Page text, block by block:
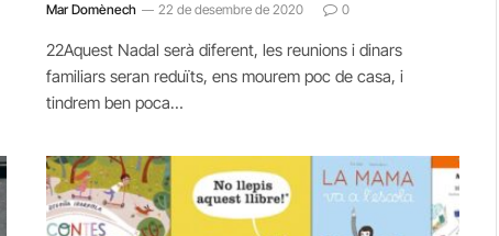
Mar Domènech 22 de desembre de 2020 0
22Aquest Nadal serà diferent, les reunions i dinars
familiars seran reduïts, ens mourem poc de casa, i
tindrem ben poca…